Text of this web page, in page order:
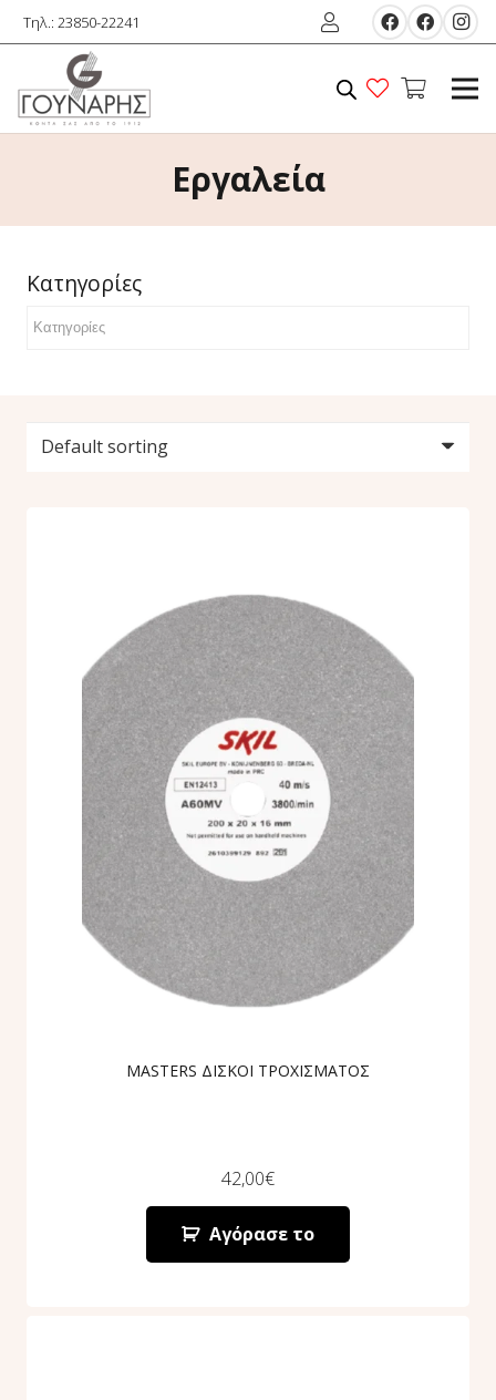
Τηλ.: 23850-22241
Εργαλεία
Κατηγορίες
MASTERS ΔΙΣΚΟΙ ΤΡΟΧΙΣΜΑΤΟΣ
42,00€
Αγόρασε το